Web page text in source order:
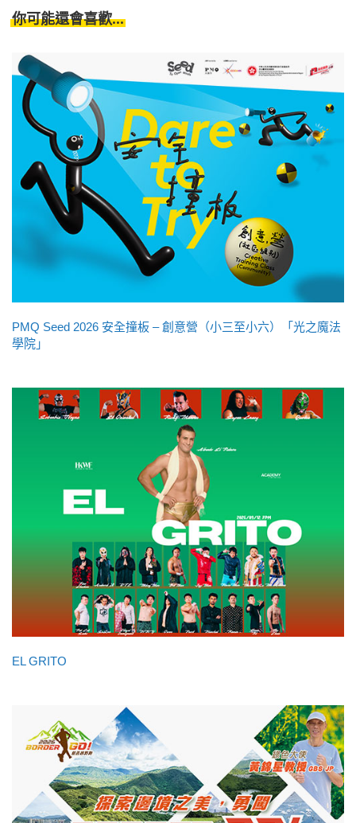
你可能還會喜歡...
PMQ Seed 2026 安全撞板 – 創意營（小三至小六）「光之魔法
學院」
EL GRITO